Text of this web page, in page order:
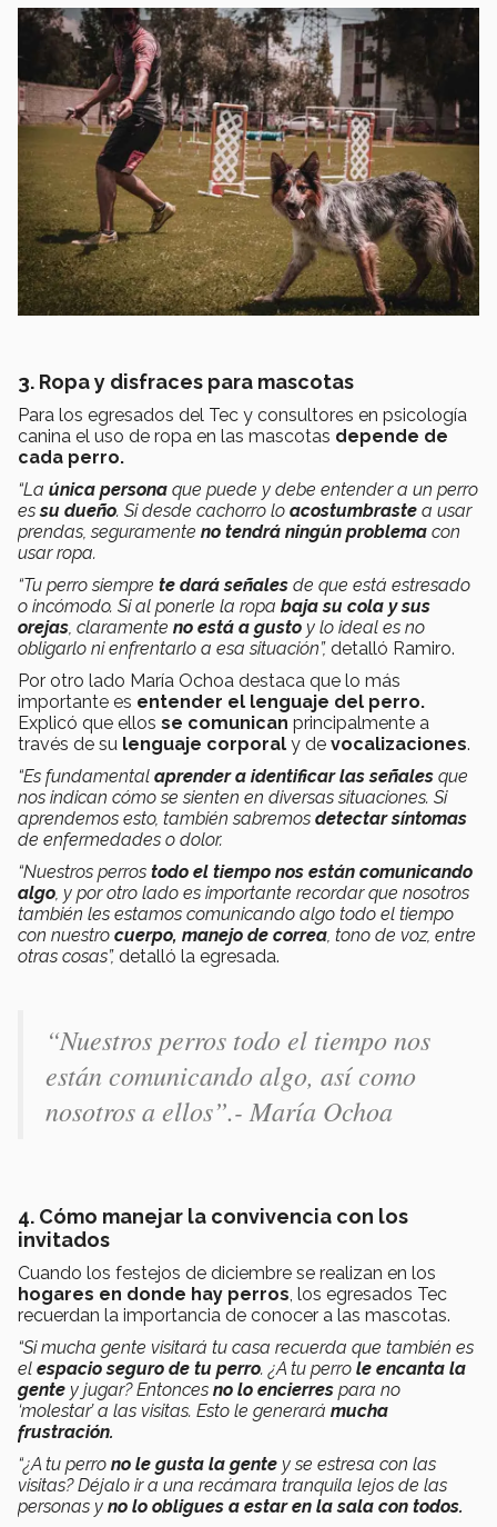
3. Ropa y disfraces para mascotas
Para los egresados del Tec y consultores en psicología
canina el uso de ropa en las mascotas depende de
cada perro.
“La única persona que puede y debe entender a un perro
essu dueño. Si desde cachorro lo acostumbraste a usar
prendas, seguramente no tendrá ningún problema con
usar ropa.
“Tu perro siempre te dará señales de que está estresado
o incómodo. Si al ponerle la ropa baja su cola y sus
orejas, claramente no está a gusto y lo ideal es no
obligarlo ni enfrentarlo a esa situación”, detalló Ramiro.
Por otro lado María Ochoa destaca que lo más
importante es entender el lenguaje del perro.
Explicó que ellos se comunican principalmente a
través de su lenguaje corporal y de vocalizaciones.
“Es fundamental aprender a identificar las señales que
nos indican cómo se sienten en diversas situaciones. Si
aprendemos esto, también sabremos detectar síntomas
de enfermedades o dolor.
“Nuestros perros todo el tiempo nos están comunicando
algo, y por otro lado es importante recordar que nosotros
también les estamos comunicando algo todo el tiempo
con nuestro cuerpo, manejo de correa, tono de voz, entre
otras cosas”, detalló la egresada.
“Nuestros perros todo el tiempo nos
están comunicando algo, así como
nosotros a ellos”.- María Ochoa
4. Cómo manejar la convivencia con los
invitados
Cuando los festejos de diciembre se realizan en los
hogares en donde hay perros, los egresados Tec
recuerdan la importancia de conocer a las mascotas.
“Si mucha gente visitará tu casa recuerda que también es
el espacio seguro de tu perro. ¿A tu perro le encanta la
gente y jugar? Entonces no lo encierres para no
‘molestar’ a las visitas. Esto le generará mucha
frustración.
“¿A tu perro no le gusta la gente y se estresa con las
visitas? Déjalo ir a una recámara tranquila lejos de las
personas y no lo obligues a estar en la sala con todos.